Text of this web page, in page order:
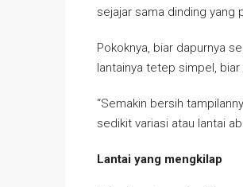
sejajar sama dinding yang
Pokoknya, biar dapurnya
lantainya tetep simpel,
“Semakin bersih
sedikit variasi atau lantai
Lantai yang mengkilap